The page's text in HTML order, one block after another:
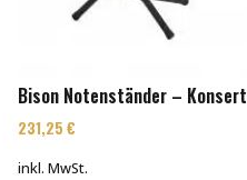
Bison Notenständer – Konsert
231,25€
inkl. MwSt.